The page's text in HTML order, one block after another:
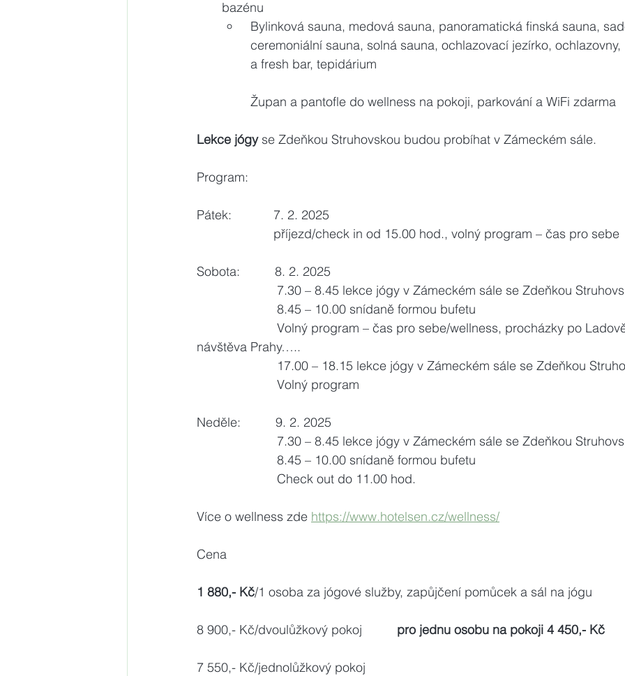
bazénu
Bylinková sauna, medová sauna, panoramatická finská sauna,
ceremoniální sauna, solná sauna, ochlazovací jezírko,
a fresh bar, tepidárium
Župan a pantofle do wellness na pokoji, parkování a WiFi zdarma
Lekce jógy se Zdeňkou Struhovskou budou probíhat v Zámeckém sále.
Program:
Pátek:            7. 2. 2025
příjezd/check in od 15.00 hod., volný program – čas pro sebe
Sobota:          8. 2. 2025
7.30 – 8.45 lekce jógy v Zámeckém sále se Zdeňkou
8.45 – 10.00 snídaně formou bufetu
Volný program – čas pro sebe/wellness, procházky po
návštěva Prahy…..
17.00 – 18.15 lekce jógy v Zámeckém sále se Zdeňkou
Volný program
Neděle:          9. 2. 2025
7.30 – 8.45 lekce jógy v Zámeckém sále se Zdeňkou
8.45 – 10.00 snídaně formou bufetu
Check out do 11.00 hod.
Více o wellness zde https://www.hotelsen.cz/wellness/
Cena
1 880,- Kč/1 osoba za jógové služby, zapůjčení pomůcek a sál na jógu
8 900,- Kč/dvoulůžkový pokoj pro jednu osobu na pokoji 4 450,- Kč
7 550,- Kč/jednolůžkový pokoj